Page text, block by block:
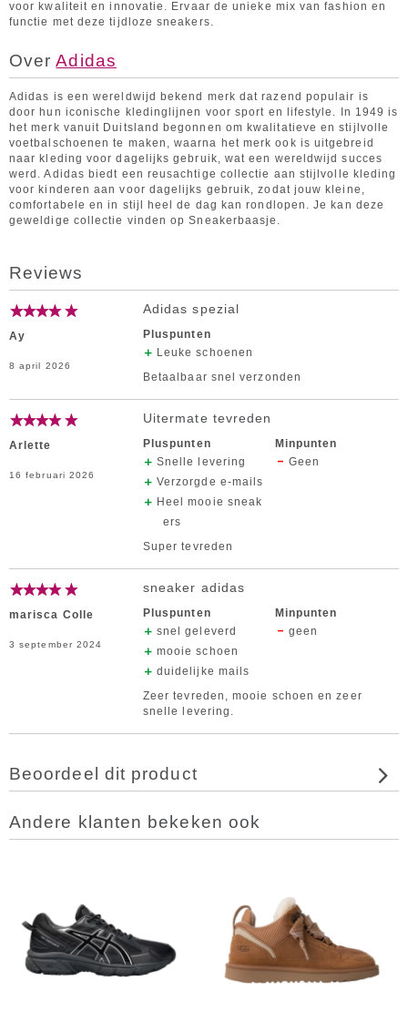
voor kwaliteit en innovatie. Ervaar de unieke mix van fashion en
functie met deze tijdloze sneakers.
OverAdidas
Adidas is een wereldwijd bekend merk dat razend populair is
door hun iconische kledinglijnen voor sport en lifestyle. In 1949 is
het merk vanuit Duitsland begonnen om kwalitatieve en stijlvolle
voetbalschoenen te maken, waarna het merk ook is uitgebreid
naar kleding voor dagelijks gebruik, wat een wereldwijd succes
werd. Adidas biedt een reusachtige collectie aan stijlvolle kleding
voor kinderen aan voor dagelijks gebruik, zodat jouw kleine,
comfortabele en in stijl heel de dag kan rondlopen. Je kan deze
geweldige collectie vinden op Sneakerbaasje.
Reviews
Ay
8 april 2026
Adidas spezial
Pluspunten
Leuke schoenen
Betaalbaar snel verzonden
Arlette
16 februari 2026
Uitermate tevreden
Pluspunten
Snelle levering
Verzorgde e-mails
Heel mooie sneak
ers
Minpunten
Geen
Super tevreden
marisca Colle
3 september 2024
sneaker adidas
Pluspunten
snel geleverd
mooie schoen
duidelijke mails
Minpunten
geen
Zeer tevreden, mooie schoen en zeer
snelle levering.
Beoordeel dit product
Andere klanten bekeken ook